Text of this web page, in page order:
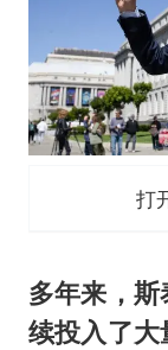
打
多年来，
续投入了